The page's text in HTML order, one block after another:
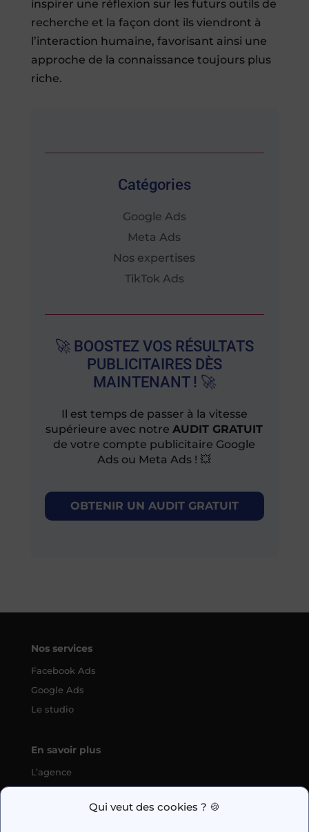
Qui veut des cookies ? 🍪
inspirer une réflexion sur les futurs outils de
recherche et la façon dont ils viendront à
l’interaction humaine, favorisant ainsi une
approche de la connaissance toujours plus
riche.
Catégories
Google Ads
Meta Ads
Nos expertises
TikTok Ads
🚀 BOOSTEZ VOS RÉSULTATS
PUBLICITAIRES DÈS
MAINTENANT ! 🚀
Il est temps de passer à la vitesse
supérieure avec notreAUDIT GRATUIT
de votre compte publicitaire Google
Ads ou Meta Ads ! 💥
OBTENIR UN AUDIT GRATUIT
Nos services
Facebook Ads
Google Ads
Le studio
En savoir plus
L’agence